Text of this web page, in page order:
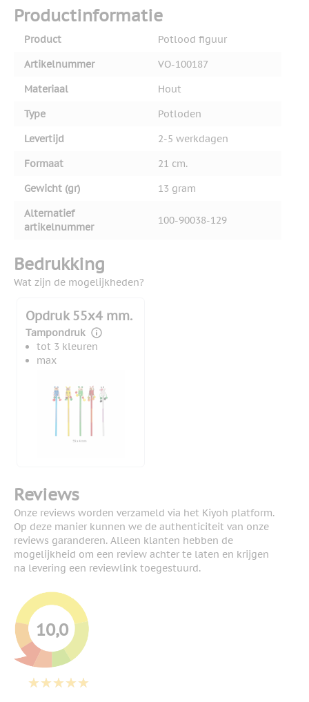
Productinformatie
Product
Potlood figuur
Artikelnummer
VO-100187
Materiaal
Hout
Type
Potloden
Levertijd
2-5 werkdagen
Formaat
21 cm.
Gewicht (gr)
13 gram
Alternatief
artikelnummer
100-90038-129
Bedrukking
Wat zijn de mogelijkheden?
Opdruk 55x4 mm.
Tampondruk
tot 3 kleuren
max
Reviews
Onze reviews worden verzameld via het Kiyoh platform.
Op deze manier kunnen we de authenticiteit van onze
reviews garanderen. Alleen klanten hebben de
mogelijkheid om een review achter te laten en krijgen
na levering een reviewlink toegestuurd.
10,0